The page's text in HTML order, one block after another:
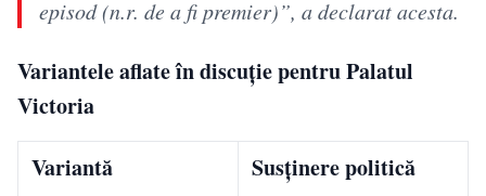
episod (n.r. de a fi premier)”, a declarat acesta.
Variantele aflate în discuție pentru Palatul
Victoria
Variantă
Susținere politică